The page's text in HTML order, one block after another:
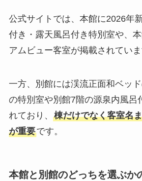
公式サイトでは、本館に2026年
付き・露天風呂付き特別室や、
アムビュー客室が掲載されていま
一方、別館には渓流正面和ベッ
の特別室や別館7階の源泉内風呂
れており、 棟だけでなく客室名
が重要です。
本館と別館のどっちを選ぶか